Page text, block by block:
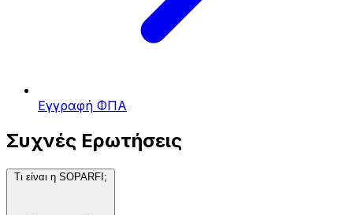
Εγγραφή ΦΠΑ
Συχνές Ερωτήσεις
Τι είναι η SOPARFI;